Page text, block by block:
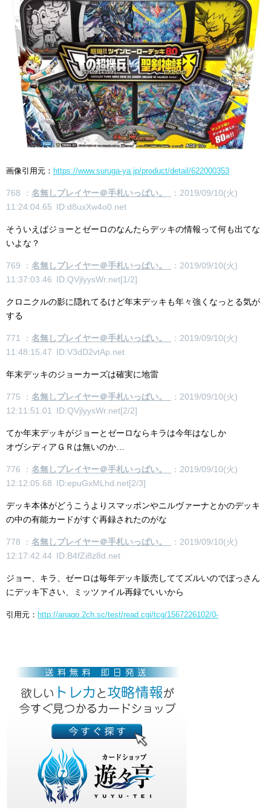
画像引用元： https://www.suruga-ya.jp/product/detail/622000353
768 ： 名無しプレイヤー＠手札いっぱい。
：2019/09/10(火)
11:24:04.65 ID:d8uxXw4o0.net
そういえばジョーとゼーロのなんたらデッキの情報って何も出てな
いよな？
769 ： 名無しプレイヤー＠手札いっぱい。
：2019/09/10(火)
11:37:03.46 ID:QVjlyysWr.net[1/2]
クロニクルの影に隠れてるけど年末デッキも年々強くなっとる気が
する
771 ： 名無しプレイヤー＠手札いっぱい。
：2019/09/10(火)
11:48:15.47 ID:V3dD2vtAp.net
年末デッキのジョーカーズは確実に地雷
775 ： 名無しプレイヤー＠手札いっぱい。
：2019/09/10(火)
12:11:51.01 ID:QVjlyysWr.net[2/2]
てか年末デッキがジョーとゼーロならキラは今年はなしか
オヴシディアＧＲは無いのか…
776 ： 名無しプレイヤー＠手札いっぱい。
：2019/09/10(火)
12:12:05.68 ID:epuGxMLhd.net[2/3]
デッキ本体がどうこうよりスマッポンやニルヴァーナとかのデッキ
の中の有能カードがすぐ再録されたのがな
778 ： 名無しプレイヤー＠手札いっぱい。
：2019/09/10(火)
12:17:42.44 ID:B4fZi8z8d.net
ジョー、キラ、ゼーロは毎年デッキ販売しててズルいのでぼっさん
にデッキ下さい、ミッツァイル再録でいいから
引用元： http://anago.2ch.sc/test/read.cgi/tcg/1567226102/0-